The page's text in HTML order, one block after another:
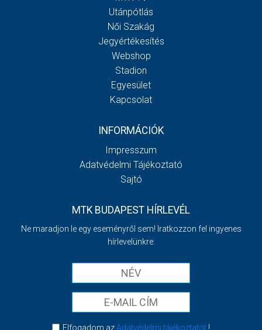
Utánpótlás
Női Szakág
Jegyértékesítés
Webshop
Stadion
Egyesület
Kapcsolat
INFORMÁCIÓK
Impresszum
Adatvédelmi Tájékoztató
Sajtó
MTK BUDAPEST HÍRLEVÉL
Ne maradjon le egy eseményről sem! Iratkozzon fel ingyenes
hírlevelünkre:
Elfogadom azAdatvédelmi tájékoztatót!